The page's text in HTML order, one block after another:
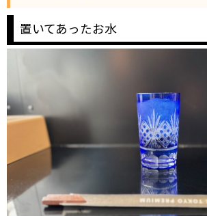
置いてあったお水